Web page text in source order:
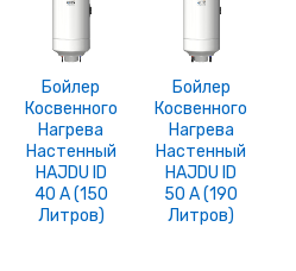
Бойлер
Косвенного
Нагрева
Настенный
HAJDU ID
40 A (150
Литров)
Бойлер
Косвенного
Нагрева
Настенный
HAJDU ID
50 A (190
Литров)